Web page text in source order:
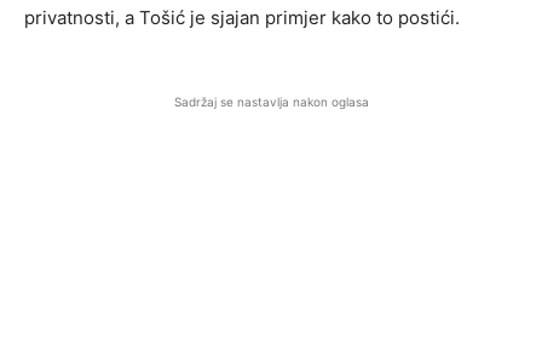
privatnosti, a Tošić je sjajan primjer kako to postići.
Sadržaj se nastavlja nakon oglasa